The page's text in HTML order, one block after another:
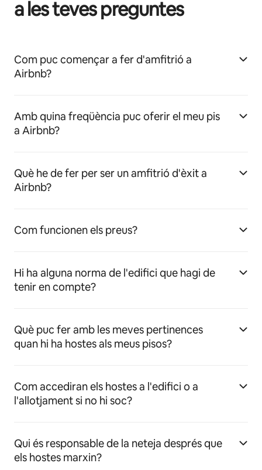
a les teves preguntes
Com puc començar a fer d'amfitrió a
Airbnb?
Amb quina freqüència puc oferir el meu pis
a Airbnb?
Què he de fer per ser un amfitrió d'èxit a
Airbnb?
Com funcionen els preus?
Hi ha alguna norma de l'edifici que hagi de
tenir en compte?
Què puc fer amb les meves pertinences
quan hi ha hostes als meus pisos?
Com accediran els hostes a l'edifici o a
l'allotjament si no hi soc?
Qui és responsable de la neteja després que
els hostes marxin?